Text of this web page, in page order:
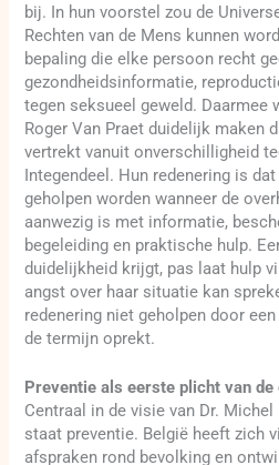
bij. In hun voorstel zou de
Rechten van de Mens kunnen
bepaling die elke persoon recht
gezondheidsinformatie,
tegen seksueel geweld. Daarmee
Roger Van Praet duidelijk maken
vertrekt vanuit onverschilligheid
Integendeel. Hun redenering is
geholpen worden wanneer de
aanwezig is met informatie,
begeleiding en praktische hulp.
duidelijkheid krijgt, pas laat hulp
angst over haar situatie kan
redenering niet geholpen door
de termijn oprekt.
Preventie als eerste plicht van de
Centraal in de visie van Dr.
staat preventie. België heeft zich
afspraken rond bevolking en